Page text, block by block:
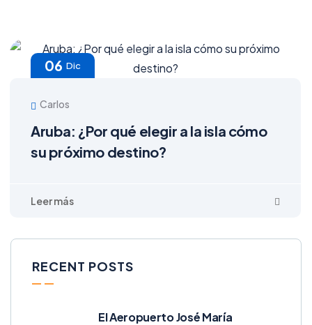
06 Dic
Carlos
Aruba: ¿Por qué elegir a la isla cómo
su próximo destino?
RECENT POSTS
El Aeropuerto José María